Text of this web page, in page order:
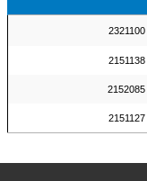
2321100
2151138
2152085
2151127